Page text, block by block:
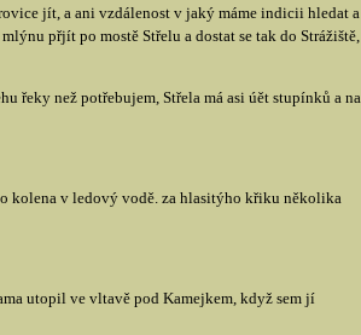
jít, a ani vzdálenost v jaký máme indicii hledat a
přjít po mostě Střelu a dostat se tak do Strážiště,
řeky než potřebujem, Střela má asi úět stupínků a na
kolena v ledový vodě. za hlasitýho křiku několika
utopil ve vltavě pod Kamejkem, když sem jí